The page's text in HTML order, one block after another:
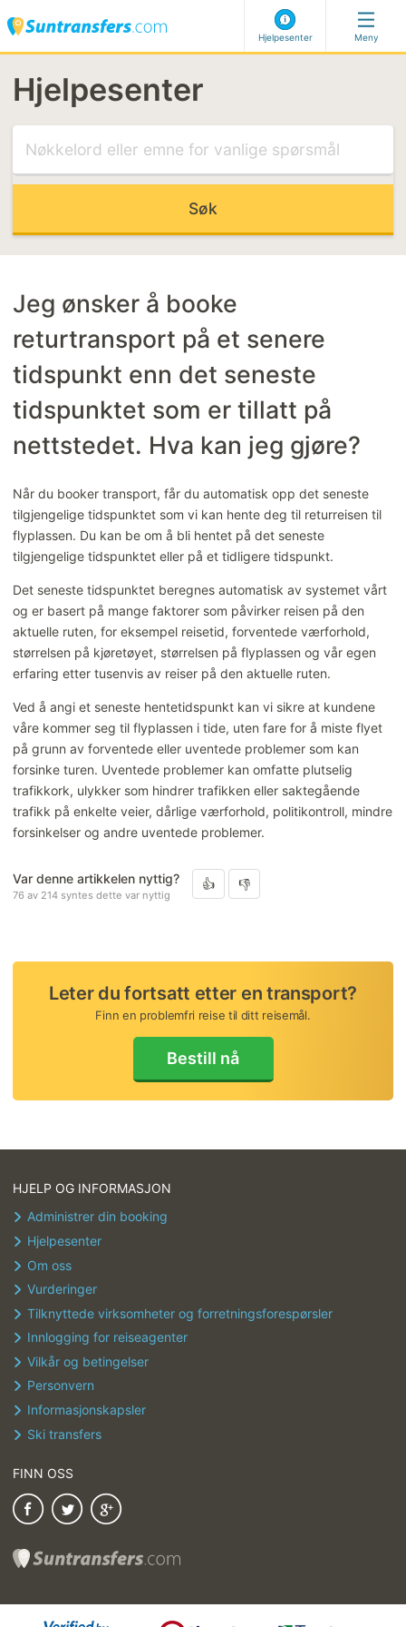
Hjelpesenter
Besøk vårt Hjelpesenter
MEST RELEVANTE ARTIKLER
Kode for sen bestilling
MEST RELEVANTE KATEGORIER
Foreta en booking
Forandre eller kansellere bookingen
Meny
Hjelpesenter
Jeg ønsker å booke
returtransport på et senere
tidspunkt enn det seneste
tidspunktet som er tillatt på
nettstedet. Hva kan jeg gjøre?
Når du booker transport, får du automatisk opp det seneste
tilgjengelige tidspunktet som vi kan hente deg til returreisen til
flyplassen. Du kan be om å bli hentet på det seneste
tilgjengelige tidspunktet eller på et tidligere tidspunkt.
Det seneste tidspunktet beregnes automatisk av systemet vårt
og er basert på mange faktorer som påvirker reisen på den
aktuelle ruten, for eksempel reisetid, forventede værforhold,
størrelsen på kjøretøyet, størrelsen på flyplassen og vår egen
erfaring etter tusenvis av reiser på den aktuelle ruten.
Ved å angi et seneste hentetidspunkt kan vi sikre at kundene
våre kommer seg til flyplassen i tide, uten fare for å miste flyet
på grunn av forventede eller uventede problemer som kan
forsinke turen. Uventede problemer kan omfatte plutselig
trafikkork, ulykker som hindrer trafikken eller saktegående
trafikk på enkelte veier, dårlige værforhold, politikontroll, mindre
forsinkelser og andre uventede problemer.
Var denne artikkelen nyttig?
76 av 214 syntes dette var nyttig
Leter du fortsatt etter en transport?
Finn en problemfri reise til ditt reisemål.
Bestill nå
HJELP OG INFORMASJON
Administrer din booking
Hjelpesenter
Om oss
Vurderinger
Tilknyttede virksomheter og forretningsforespørsler
Innlogging for reiseagenter
Vilkår og betingelser
Personvern
Informasjonskapsler
Ski transfers
FINN OSS